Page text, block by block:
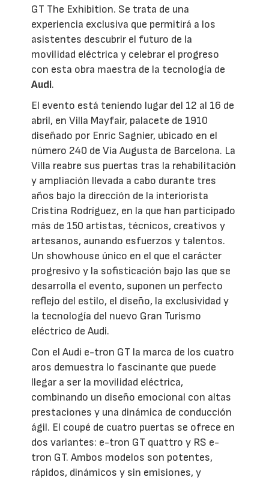
GT The Exhibition. Se trata de una
experiencia exclusiva que permitirá a los
asistentes descubrir el futuro de la
movilidad eléctrica y celebrar el progreso
con esta obra maestra de la tecnología de
Audi.
El evento está teniendo lugar del 12 al 16 de
abril, en Villa Mayfair, palacete de 1910
diseñado por Enric Sagnier, ubicado en el
número 240 de Vía Augusta de Barcelona. La
Villa reabre sus puertas tras la rehabilitación
y ampliación llevada a cabo durante tres
años bajo la dirección de la interiorista
Cristina Rodríguez, en la que han participado
más de 150 artistas, técnicos, creativos y
artesanos, aunando esfuerzos y talentos.
Un showhouse único en el que el carácter
progresivo y la sofisticación bajo las que se
desarrolla el evento, suponen un perfecto
reflejo del estilo, el diseño, la exclusividad y
la tecnología del nuevo Gran Turismo
eléctrico de Audi.
Con el Audi e-tron GT la marca de los cuatro
aros demuestra lo fascinante que puede
llegar a ser la movilidad eléctrica,
combinando un diseño emocional con altas
prestaciones y una dinámica de conducción
ágil. El coupé de cuatro puertas se ofrece en
dos variantes: e-tron GT quattro y RS e-
tron GT. Ambos modelos son potentes,
rápidos, dinámicos y sin emisiones, y